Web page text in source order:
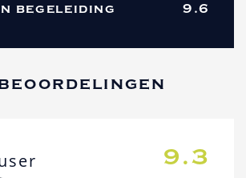
begeleiding
9.6
9.3